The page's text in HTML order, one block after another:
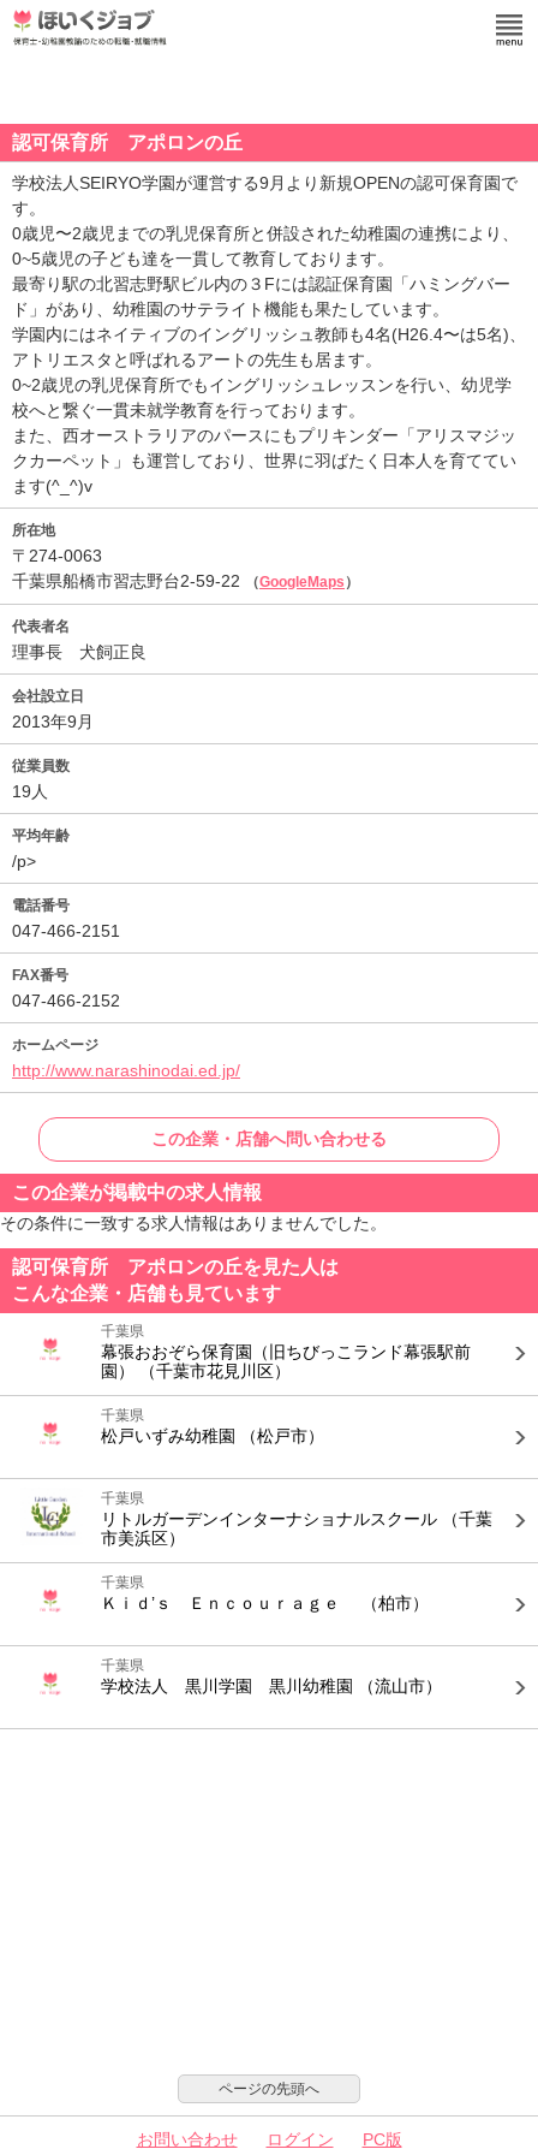
認可保育所 アポロンの丘
学校法人SEIRYO学園が運営する9月より新規OPENの認可保育園で
す。
0歳児〜2歳児までの乳児保育所と併設された幼稚園の連携により、
0~5歳児の子ども達を一貫して教育しております。
最寄り駅の北習志野駅ビル内の３Fには認証保育園「ハミングバー
ド」があり、幼稚園のサテライト機能も果たしています。
学園内にはネイティブのイングリッシュ教師も4名(H26.4〜は5名)、
アトリエスタと呼ばれるアートの先生も居ます。
0~2歳児の乳児保育所でもイングリッシュレッスンを行い、幼児学
校へと繋ぐ一貫未就学教育を行っております。
また、西オーストラリアのパースにもプリキンダー「アリスマジッ
クカーペット」も運営しており、世界に羽ばたく日本人を育ててい
ます(^_^)v
所在地
〒274-0063
千葉県船橋市習志野台2-59-22
（GoogleMaps ）
代表者名
理事長 犬飼正良
会社設立日
2013年9月
従業員数
19人
平均年齢
/p>
電話番号
047-466-2151
FAX番号
047-466-2152
ホームページ
http://www.narashinodai.ed.jp/
この企業・店舗へ問い合わせる
この企業が掲載中の求人情報
その条件に一致する求人情報はありませんでした。
認可保育所 アポロンの丘を見た人は
こんな企業・店舗も見ています
千葉県
幕張おおぞら保育園（旧ちびっこランド幕張駅前
園）
（千葉市花見川区）
千葉県
松戸いずみ幼稚園 （松戸市）
千葉県
リトルガーデンインターナショナルスクール
（千葉
市美浜区）
千葉県
Ｋｉｄ’ｓ Ｅｎｃｏｕｒａｇｅ （柏市）
千葉県
学校法人 黒川学園 黒川幼稚園 （流山市）
ページの先頭へ
お問い合わせ ログイン PC版